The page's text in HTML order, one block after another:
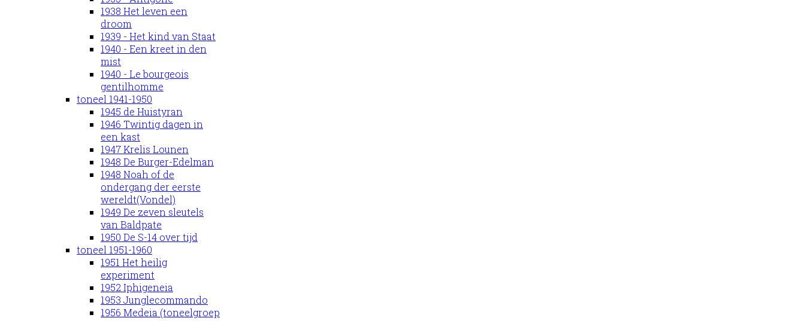
1938 Het leven een
droom
1939 - Het kind van Staat
1940 - Een kreet in den
mist
1940 - Le bourgeois
gentilhomme
toneel 1941-1950
1945 de Huistyran
1946 Twintig dagen in
een kast
1947 Krelis Lounen
1948 De Burger-Edelman
1948 Noah of de
ondergang der eerste
wereldt(Vondel)
1949 De zeven sleutels
van Baldpate
1950 De S-14 over tijd
toneel 1951-1960
1951 Het heilig
experiment
1952 Iphigeneia
1953 Junglecommando
1956 Medeia (toneelgroep